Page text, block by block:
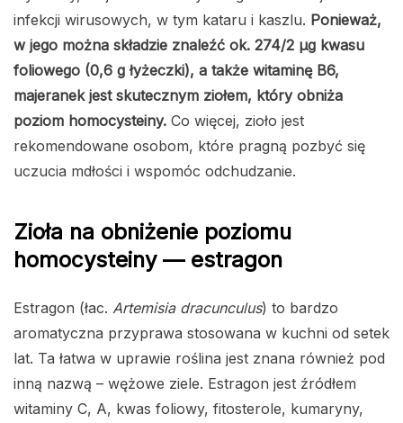
infekcji wirusowych, w tym kataru i kaszlu. Ponieważ,
w jego można składzie znaleźć ok. 274/2 µg kwasu
foliowego (0,6 g łyżeczki), a także witaminę B6,
majeranek jest skutecznym ziołem, który obniża
poziom homocysteiny. Co więcej, zioło jest
rekomendowane osobom, które pragną pozbyć się
uczucia mdłości i wspomóc odchudzanie.
Zioła na obniżenie poziomu
homocysteiny — estragon
Estragon (łac. Artemisia dracunculus) to bardzo
aromatyczna przyprawa stosowana w kuchni od setek
lat. Ta łatwa w uprawie roślina jest znana również pod
inną nazwą – wężowe ziele. Estragon jest źródłem
witaminy C, A, kwas foliowy, fitosterole, kumaryny,